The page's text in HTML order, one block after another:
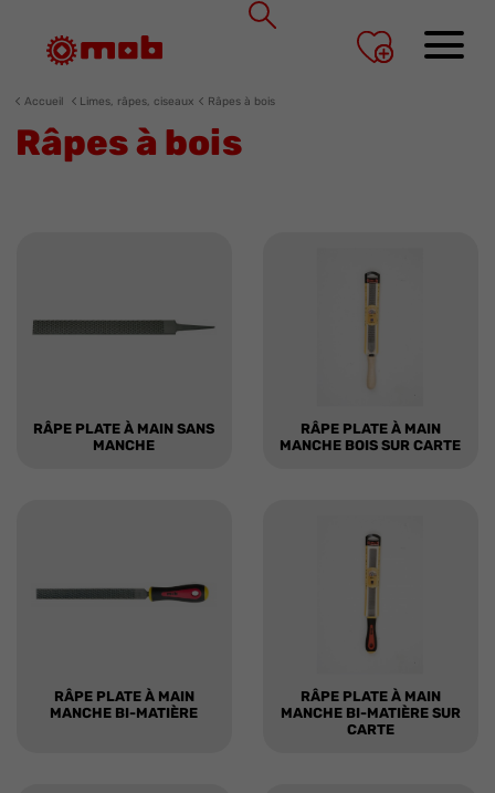
Accueil Limes, râpes, ciseaux Râpes à bois
Râpes à bois
RÂPE PLATE À MAIN SANS
MANCHE
RÂPE PLATE À MAIN
MANCHE BOIS SUR CARTE
RÂPE PLATE À MAIN
MANCHE BI-MATIÈRE
RÂPE PLATE À MAIN
MANCHE BI-MATIÈRE SUR
CARTE